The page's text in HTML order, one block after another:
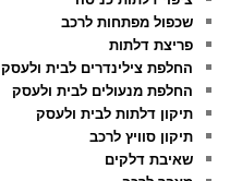
שכפול מפתחות לרכב
פריצת דלתות
החלפת צילינדרים לבית ולעסק
החלפת מנעולים לבית ולעסק
תיקון דלתות לבית ולעסק
תיקון סוויץ לרכב
שאיבת דלקים